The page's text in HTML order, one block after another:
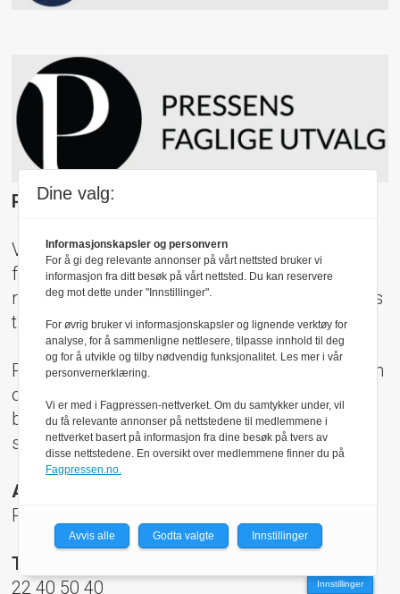
Parc Fermé AS er medlem av Fagpressen.
Vi arbeider etter Vær Varsom-plakatens regler
for god presseskikk. Den som mener seg
rammet av urettmessig publisering, oppfordres
til å ta kontakt med redaksjonen.
Pressens Faglige Utvalg (PFU) er et klageorgan
oppnevnt av Norsk Presseforbund som
behandler klager mot mediene i presseetiske
spørsmål.
Adresse:
Rådhusgt 17, 0158 Oslo
Telefon:
22 40 50 40
Innstillinger
Dine valg:
Informasjonskapsler og personvern
For å gi deg relevante annonser på vårt nettsted bruker vi
informasjon fra ditt besøk på vårt nettsted. Du kan reservere
deg mot dette under "Innstillinger".
For øvrig bruker vi informasjonskapsler og lignende verktøy for
analyse, for å sammenligne nettlesere, tilpasse innhold til deg
og for å utvikle og tilby nødvendig funksjonalitet. Les mer i vår
personvernerklæring.
Vi er med i Fagpressen-nettverket. Om du samtykker under, vil
du få relevante annonser på nettstedene til medlemmene i
nettverket basert på informasjon fra dine besøk på tvers av
disse nettstedene. En oversikt over medlemmene finner du på
Fagpressen.no.
Avvis alle Godta valgte Innstillinger